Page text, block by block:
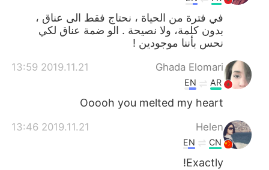
في فترة من الحياة ، نحتاج فقط الى عناق ،
بدون كلمة، ولا نصيحة . الو ضمة عناق لكي
نحس بأننا موجودين !
Ghada Elomari
2019.11.21 13:59
AR
EN
Ooooh you melted my heart
Helen
2019.11.21 13:46
CN
EN
Exactly!